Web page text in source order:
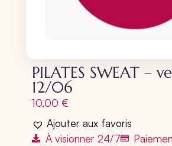
PILATES SWEAT –
12/06
10,00 €
Ajouter aux favoris
À visionner 24/7